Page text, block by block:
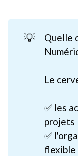
💡
Quelle
Le
✅ les
projets
✅
flexible